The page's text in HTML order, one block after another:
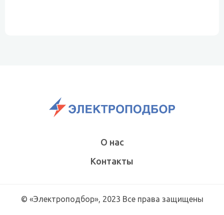
О нас
Контакты
© «Электроподбор», 2023 Все права защищены